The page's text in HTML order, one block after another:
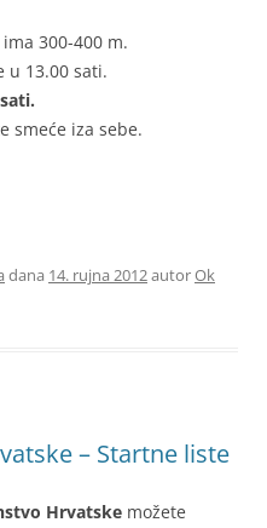
300-400 m.
u 13.00 sati.
smeće iza sebe.
dana 14. rujna 2012autorOk
– Startne liste
Hrvatske možete